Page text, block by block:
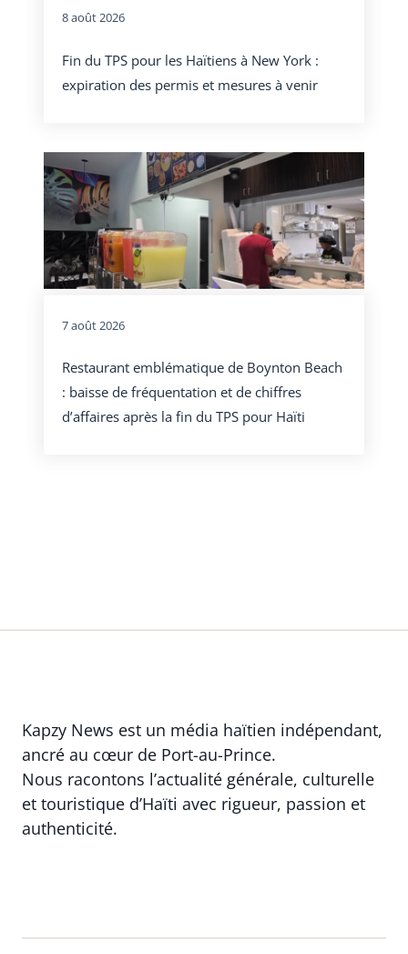
8 août 2026
Fin du TPS pour les Haïtiens à New York :
expiration des permis et mesures à venir
7 août 2026
Restaurant emblématique de Boynton Beach
: baisse de fréquentation et de chiffres
d’affaires après la fin du TPS pour Haïti
Kapzy News est un média haïtien indépendant,
ancré au cœur de Port-au-Prince.
Nous racontons l’actualité générale, culturelle
et touristique d’Haïti avec rigueur, passion et
authenticité.